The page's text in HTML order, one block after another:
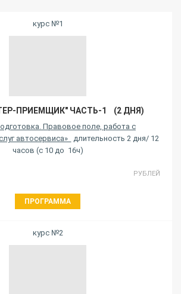
курс №1
ПРИЕМЩИК" ЧАСТЬ-1 (2 ДНЯ)
Правовое поле, работа с
автосервиса»
длительность 2 дня/ 12
часов (с 10 до 16ч)
РУБЛЕЙ
ПРОГРАММА
курс №2